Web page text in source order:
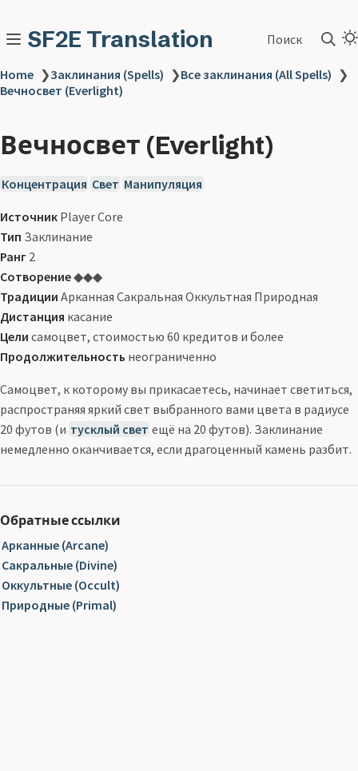
SF2E Translation Поиск
Home ❯Заклинания (Spells) ❯Все заклинания (All Spells) ❯
Вечносвет (Everlight)
Вечносвет (Everlight)
Концентрация Свет Манипуляция
Источник Player Core
Тип Заклинание
Ранг 2
Сотворение◆◆◆
Традиции Арканная Сакральная Оккультная Природная
Дистанция касание
Цели самоцвет, стоимостью 60 кредитов и более
Продолжительность неограниченно
Самоцвет, к которому вы прикасаетесь, начинает светиться,
распространяя яркий свет выбранного вами цвета в радиусе
20 футов (и тусклый свет ещё на 20 футов). Заклинание
немедленно оканчивается, если драгоценный камень разбит.
Обратные ссылки
Арканные (Arcane)
Сакральные (Divine)
Оккультные (Occult)
Природные (Primal)